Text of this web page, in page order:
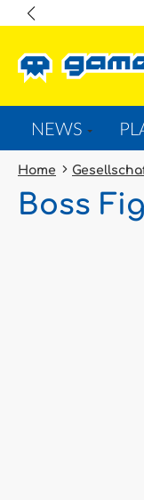
NEWS
Home
Boss